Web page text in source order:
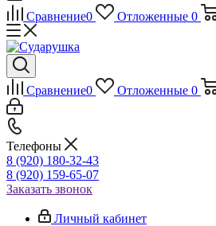
Сравнение0 Отложенные 0
Сравнение0 Отложенные 0
Телефоны
8 (920) 180-32-43
8 (920) 159-65-07
Заказать звонок
Личный кабинет